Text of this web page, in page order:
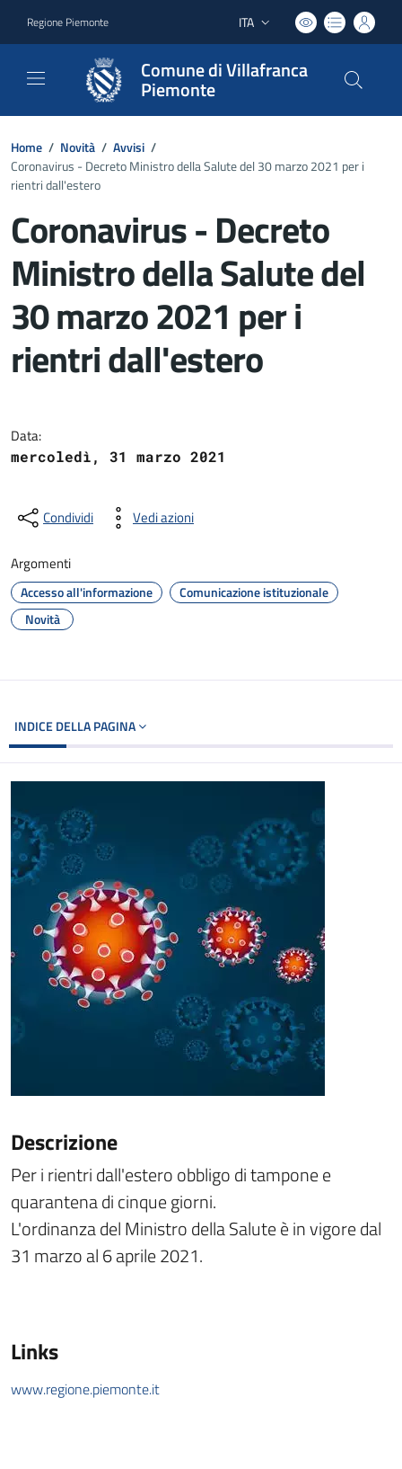
Regione Piemonte Lingua attiva:
ITA
Comune di Villafranca
Piemonte
Home / Novità / Avvisi /
Coronavirus - Decreto Ministro della Salute del 30 marzo 2021 per i
rientri dall'estero
Coronavirus - Decreto
Ministro della Salute del
30 marzo 2021 per i
rientri dall'estero
Data:
mercoledì, 31 marzo 2021
Condividi Vedi azioni
Argomenti
Accesso all'informazione
Comunicazione istituzionale
Novità
INDICE DELLA PAGINA
Descrizione
Per i rientri dall'estero obbligo di tampone e
quarantena di cinque giorni.
L'ordinanza del Ministro della Salute è in vigore dal
31 marzo al 6 aprile 2021.
Links
www.regione.piemonte.it